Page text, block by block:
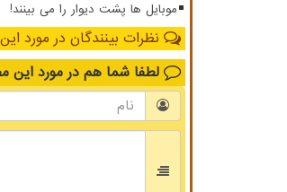
موبایل ها پشت دیوار را می بینند!
نظرات بینندگان در مورد
لطفا شما هم در مورد این